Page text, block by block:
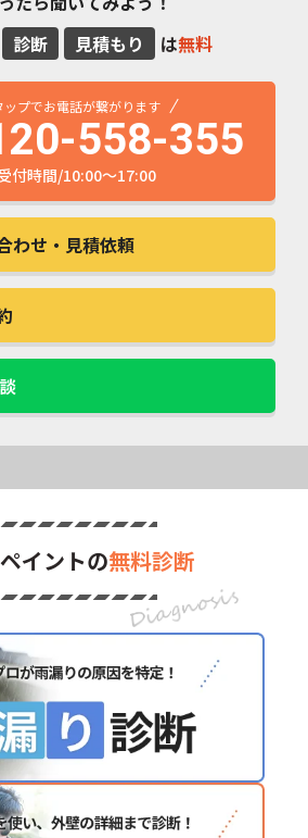
診断 見積もり は無料
ップでお電話が繋がります
558-355
付時間/10:00～17:00
わせ ・見積依頼
イントの無料診断